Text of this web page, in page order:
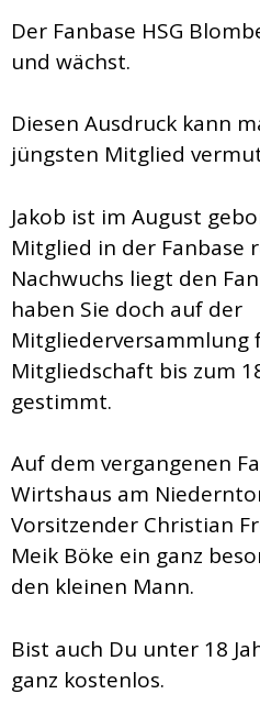
Der Fanbase HSG
und wächst.
Diesen Ausdruck kann
jüngsten Mitglied
Jakob ist im August
Mitglied in der Fanbase
Nachwuchs liegt den
haben Sie doch auf der
Mitgliederversammlung
Mitgliedschaft bis zum
gestimmt.
Auf dem vergangenen
Wirtshaus am
Vorsitzender Christian
Meik Böke ein ganz
den kleinen Mann.
Bist auch Du unter 18
ganz kostenlos.